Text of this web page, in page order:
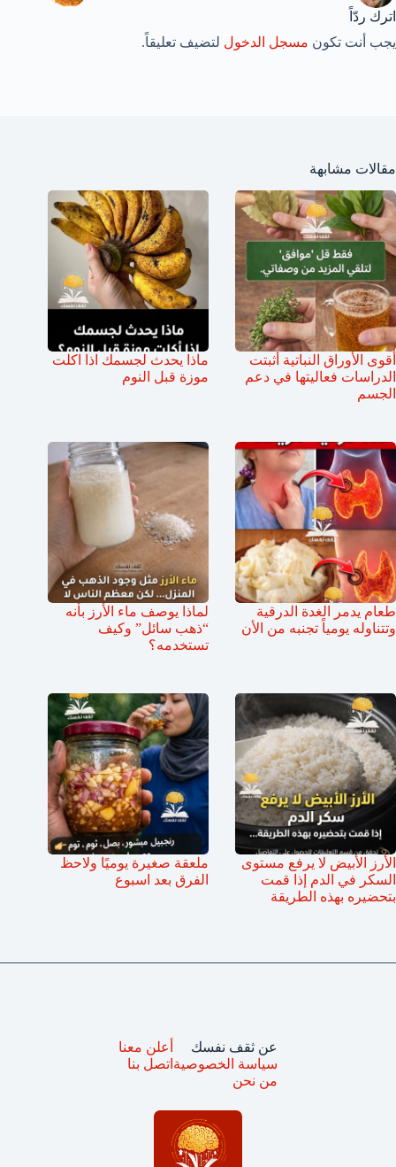
اترك ردّاً
يجب أنت تكون مسجل الدخول لتضيف تعليقاً.
مقالات مشابهة
أقوى الأوراق النباتية أثبتت
الدراسات فعاليتها في دعم
الجسم
ماذا يحدث لجسمك اذا اكلت
موزة قبل النوم
طعام يدمر الغدة الدرقية
وتتناوله يومياً تجنبه من الأن
لماذا يوصف ماء الأرز بأنه
“ذهب سائل” وكيف
تستخدمه؟
الأرز الأبيض لا يرفع مستوى
السكر في الدم إذا قمت
بتحضيره بهذه الطريقة
ملعقة صغيرة يوميًا ولاحظ
الفرق بعد اسبوع
عن ثقف نفسك
سياسة الخصوصية
من نحن
أعلن معنا
اتصل بنا